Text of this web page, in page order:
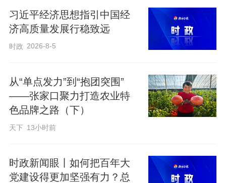
季春时节，申城万物竞发，生机盎然。
一年前，也是在4月30日，习近平总书记在
济社会发展座谈会。
时隔一年，“十五五”已开局起步。总书记再
赴上海，聚焦如何加强基础研究。
习近平经济思想指引中国经
济高质量发展行稳致远
时政 2026-8-5
从“单点发力”到“抱团突围”
——张家口聚力打造农业特
色品牌之路（下）
天下 13小时前
时政新闻眼丨如何把百年大
党建设得更加坚强有力？总